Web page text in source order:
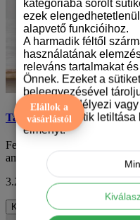
Tacskó mintás karácsonyi
Fedezd fel a különleges
amely nem csak a meleg italok
3.290 Ft
ÁFA nélkül: 2.591 Ft
Kosárba
Elállok a
vásárlástól
kategóriába sorolt
ezek
alapvető funkcióihoz.
A harmadik féltől
használatának
releváns tartalmakat
Önnek. Ezeket a
beleegyezésével
hogy engedélyezi
bizonyos sütik
élményt.